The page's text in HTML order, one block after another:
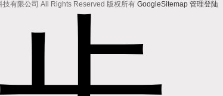
技有限公司 All Rights Reserved 版权所有 GoogleSitemap 管理登陆